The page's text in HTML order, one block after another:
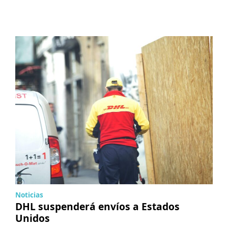
Noticias
DHL suspenderá envíos a Estados
Unidos